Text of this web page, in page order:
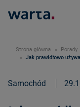
Strona główna
Porady
Jak prawidłowo
Samochód